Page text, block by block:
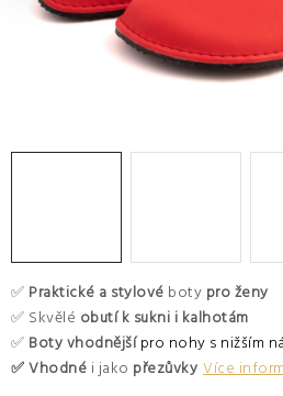
O nás Hodnocení obchodu
Výměna a vrácení zboží
Kontakty
✅ Praktické a stylové boty pro ženy
✅ Skvělé obutí k sukni i kalhotám
✅ Boty vhodnějšípro nohy s nižším
✅ Vhodné i jako přezůvky Více